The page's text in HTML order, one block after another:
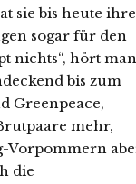
sie bis heute
sogar für den
nichts“, hört man
bis zum
Greenpeace,
mehr,
Vorpommern
die